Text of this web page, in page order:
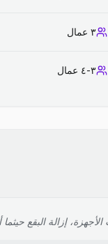
٣ عمال
٣-٤ عمال
إزالة البقع